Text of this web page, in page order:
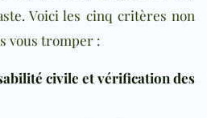
Voici les cinq critères non
vous tromper :
civile et vérification des